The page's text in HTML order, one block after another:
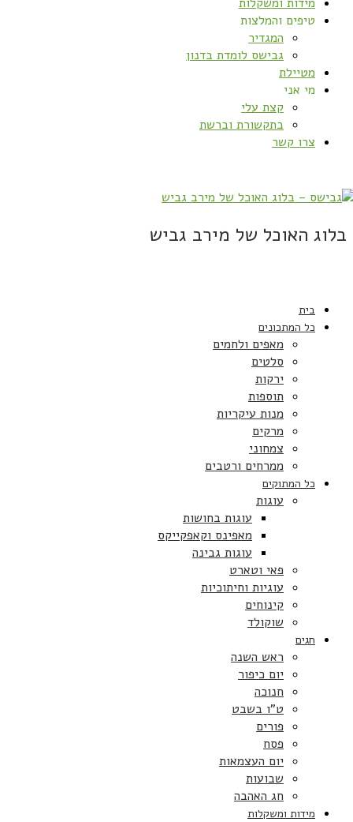
טיפים והמלצות
המגדיר
גבישס לומדת בדנון
מטיילת
מי אני
קצת עלי
בתקשורת וברשת
צרו קשר
בלוג האוכל של מירב גביש
בית
כל המתכונים
מאפים ולחמים
סלטים
ירקות
תוספות
מנות עיקריות
מרקים
צמחוני
ממרחים ורטבים
כל המתוקים
עוגות
עוגות בחושות
מאפינס וקאפקייקס
עוגות גבינה
פאי וטארט
עוגיות וחיתוכיות
קינוחים
שוקולד
חגים
ראש השנה
יום כיפור
חנוכה
ט”ו בשבט
פורים
פסח
יום העצמאות
שבועות
חג האהבה
מידות ומשקלות